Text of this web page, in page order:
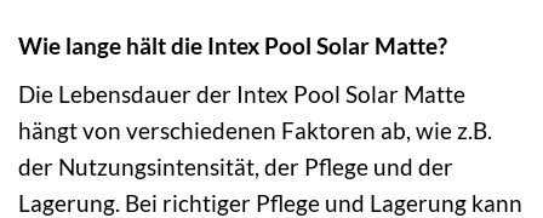
Wie lange hält die Intex Pool Solar Matte?
Die Lebensdauer der Intex Pool Solar Matte
hängt von verschiedenen Faktoren ab, wie z.B.
der Nutzungsintensität, der Pflege und der
Lagerung. Bei richtiger Pflege und Lagerung kann